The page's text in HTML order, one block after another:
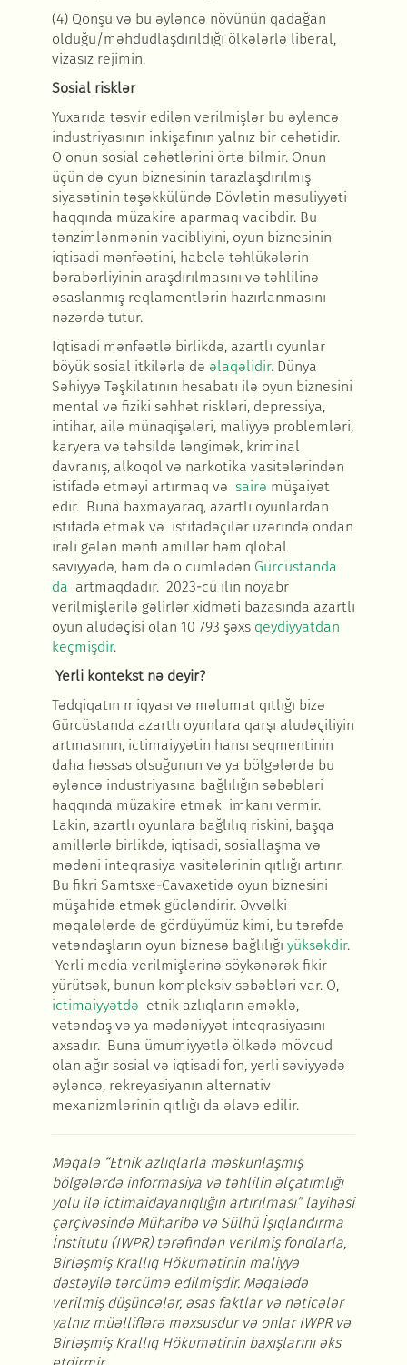
(4) Qonşu və bu əyləncə növünün qadağan
olduğu/məhdudlaşdırıldığı ölkələrlə liberal,
vizasız rejimin.
Sosial risklər
Yuxarıda təsvir edilən verilmişlər bu əyləncə
industriyasının inkişafının yalnız bir cəhətidir.
O onun sosial cəhətlərini örtə bilmir. Onun
üçün də oyun biznesinin tarazlaşdırılmış
siyasətinin təşəkkülündə Dövlətin məsuliyyəti
haqqında müzakirə aparmaq vacibdir. Bu
tənzimlənmənin vacibliyini, oyun biznesinin
iqtisadi mənfəətini, habelə təhlükələrin
bərabərliyinin araşdırılmasını və təhlilinə
əsaslanmış reqlamentlərin hazırlanmasını
nəzərdə tutur.
İqtisadi mənfəətlə birlikdə, azartlı oyunlar
böyük sosial itkilərlə də əlaqəlidir.Dünya
Səhiyyə Təşkilatının hesabatı ilə oyun biznesini
mental və fiziki səhhət riskləri, depressiya,
intihar, ailə münaqişələri, maliyyə problemləri,
karyera və təhsildə ləngimək, kriminal
davranış, alkoqol və narkotika vasitələrindən
istifadə etməyi artırmaq və sairə müşaiyət
edir. Buna baxmayaraq, azartlı oyunlardan
istifadə etmək və istifadəçilər üzərində ondan
irəli gələn mənfi amillər həm qlobal
səviyyədə, həm də o cümlədən Gürcüstanda
da artmaqdadır. 2023-cü ilin noyabr
verilmişlərilə gəlirlər xidməti bazasında azartlı
oyun aludəçisi olan 10 793 şəxs qeydiyyatdan
keçmişdir.
Yerli kontekst nə deyir?
Tədqiqatın miqyası və məlumat qıtlığı bizə
Gürcüstanda azartlı oyunlara qarşı aludəçiliyin
artmasının, ictimaiyyətin hansı seqmentinin
daha həssas olsuğunun və ya bölgələrdə bu
əyləncə industriyasına bağlılığın səbəbləri
haqqında müzakirə etmək imkanı vermir.
Lakin, azartlı oyunlara bağlılıq riskini, başqa
amillərlə birlikdə, iqtisadi, sosiallaşma və
mədəni inteqrasiya vasitələrinin qıtlığı artırır.
Bu fikri Samtsxe-Cavaxetidə oyun biznesini
müşahidə etmək gücləndirir. Əvvəlki
məqalələrdə də gördüyümüz kimi, bu tərəfdə
vətəndaşların oyun biznesə bağlılığı yüksəkdir.
Yerli media verilmişlərinə söykənərək fikir
yürütsək, bunun kompleksiv səbəbləri var. O,
ictimaiyyətdə etnik azlıqların əməklə,
vətəndaş və ya mədəniyyət inteqrasiyasını
axsadır. Buna ümumiyyətlə ölkədə mövcud
olan ağır sosial və iqtisadi fon, yerli səviyyədə
əyləncə, rekreyasiyanın alternativ
mexanizmlərinin qıtlığı da əlavə edilir.
Məqalə “Etnik azlıqlarla məskunlaşmış
bölgələrdə informasiya və təhlilin əlçatımlığı
yolu ilə ictimaidayanıqlığın artırılması” layihəsi
çərçivəsində Müharibə və Sülhü İşıqlandırma
İnstitutu (IWPR) tərəfindən verilmiş fondlarla,
Birləşmiş Krallıq Hökumətinin maliyyə
dəstəyilə tərcümə edilmişdir. Məqalədə
verilmiş düşüncələr, əsas faktlarvə nəticələr
yalnız müəlliflərə məxsusdur və onlar IWPR və
Birləşmiş Krallıq Hökumətinin baxışlarını əks